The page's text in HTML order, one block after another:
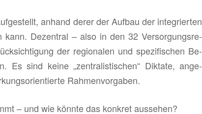
an­hand derer der Auf­bau der in­te­grier­ten
kann. De­zen­tral – also in den 32 Ver­sor­gungs­re­
der re­gio­na­len und spe­zi­fi­schen Be­
Es sind keine „zen­tra­lis­ti­schen“ Dik­ta­te, an­ge­
Rah­men­vor­ga­ben.
– und wie könn­te das kon­kret aus­se­hen?